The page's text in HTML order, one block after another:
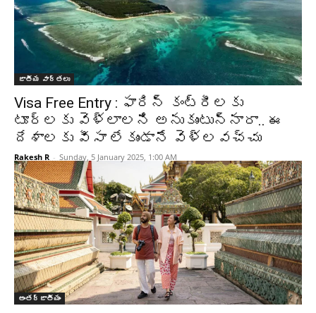
జాతీయ వార్తలు
Visa Free Entry : ఫారిన్ కంట్రీలకు
టూర్లకు వెళ్లాలని అనుకుంటున్నారా.. ఈ
దేశాలకు వీసా లేకుండానే వెళ్లవచ్చు
Rakesh R - Sunday, 5 January 2025, 1:00 AM
అంతర్జాతీయం